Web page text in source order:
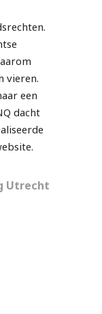
vieren.
een
dacht
Utrecht